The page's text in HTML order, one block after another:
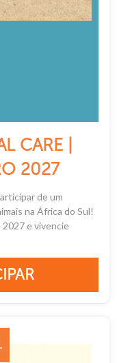
CARE |
2027
de um
na África do Sul!
2027 e vivencie